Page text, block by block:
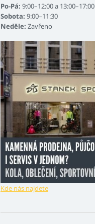
Po-Pá: 9:00–12:00 a 13:00–17:00
Sobota: 9:00–11:30
Neděle: Zavřeno
Kde nás najdete